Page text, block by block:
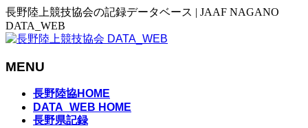
長野陸上競技協会の記録データベース | JAAF NAGANO
DATA_WEB
MENU
長野陸協HOME
DATA_WEB HOME
長野県記録